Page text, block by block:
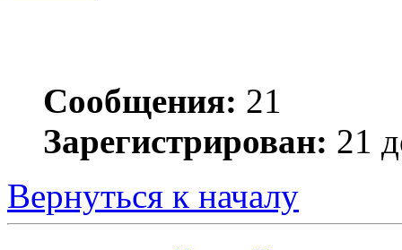
Сообщения: 21
Зарегистрирован: 21
Вернуться к началу